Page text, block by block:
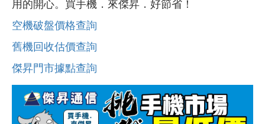
用的開心。買手機．來傑昇．好節省！
空機破盤價格查詢
舊機回收估價查詢
傑昇門市據點查詢